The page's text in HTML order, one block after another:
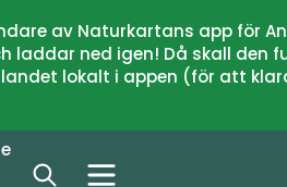
av Naturkartans app för
ned igen! Då skall den
lokalt i appen (för att